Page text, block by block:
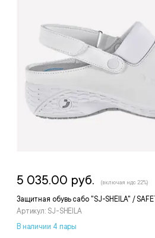
Защитная обувь сабо "SJ-SHEILA" /
Артикул: SJ-SHEILA
5 035.00 руб. (включая ндс 22%)
В наличии 4 пары